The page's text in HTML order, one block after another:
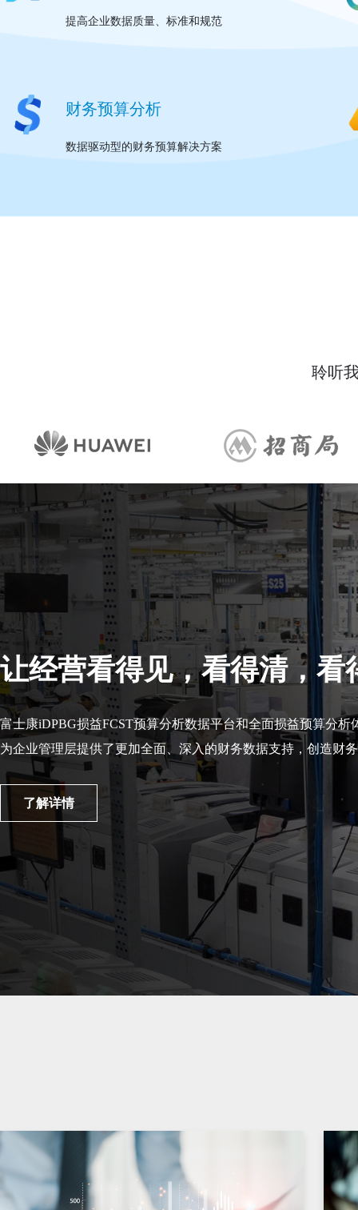
提高企业数据质量、标准和规范
财务预算分析
数据驱动型的财务预算解决方案
聆听
云赋能加数前进，提升营销
vivo借助数字化生态、营销和分析能力，
提高业务的可见性和洞察力，实现全渠道经营统一与高效运作。
了解详情